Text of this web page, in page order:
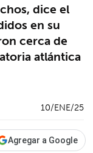
dice el
en su
cerca de
atlántica
10/ENE/25
Agregar a Google